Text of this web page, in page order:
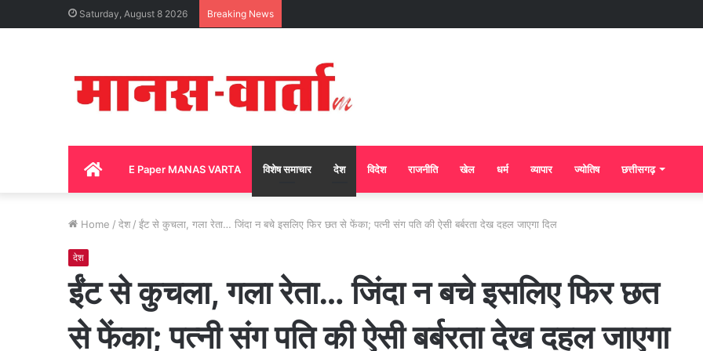
Saturday, August 8 2026 Breaking News
HomeE Paper MANAS VARTA विशेष समाचार देश विदेश राजनीति खेल धर्म व्यापार ज्योतिष छत्तीसगढ़
Home / देश / ईंट से कुचला, गला रेता… जिंदा न बचे इसलिए फिर छत से फेंका; पत्नी संग पति की ऐसी बर्बरता देख दहल जाएगा दिल
देश
ईंट से कुचला, गला रेता… जिंदा न बचे इसलिए फिर छत
से फेंका; पत्नी संग पति की ऐसी बर्बरता देख दहल जाएगा